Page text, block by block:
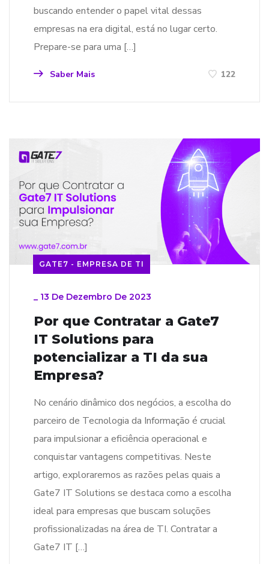
buscando entender o papel vital dessas
empresas na era digital, está no lugar certo.
Prepare-se para uma […]
Saber Mais 122
GATE7 - EMPRESA DE TI
_ 13 De Dezembro De 2023
Por que Contratar a Gate7
IT Solutions para
potencializar a TI da sua
Empresa?
No cenário dinâmico dos negócios, a escolha do
parceiro de Tecnologia da Informação é crucial
para impulsionar a eficiência operacional e
conquistar vantagens competitivas. Neste
artigo, exploraremos as razões pelas quais a
Gate7 IT Solutions se destaca como a escolha
ideal para empresas que buscam soluções
profissionalizadas na área de TI. Contratar a
Gate7 IT […]